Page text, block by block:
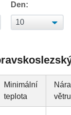
Den:
Minimální
teplota
větru